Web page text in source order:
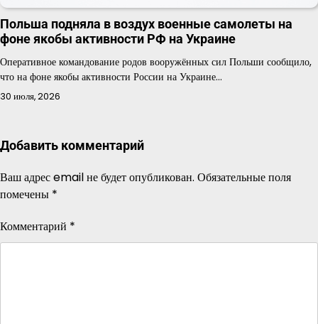
Польша подняла в воздух военные самолеты на
фоне якобы активности РФ на Украине
Оперативное командование родов вооружённых сил Польши сообщило,
что на фоне якобы активности России на Украине…
30 июля, 2026
Добавить комментарий
Ваш адрес email не будет опубликован. Обязательные поля
помечены *
Комментарий *